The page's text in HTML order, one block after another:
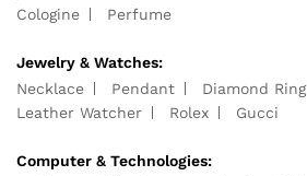
Cologine
Perfume
Jewelry & Watches:
Necklace
Pendant Diamond Ring
Leather Watcher
Rolex Gucci
Computer & Technologies: